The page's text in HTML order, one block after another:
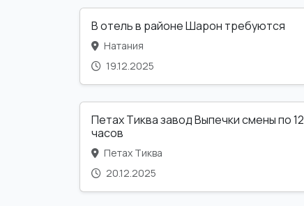
В отель в районе Шарон требуются
Натания
19.12.2025
Петах Тиква завод Выпечки смены по 12
часов
Петах Тиква
20.12.2025